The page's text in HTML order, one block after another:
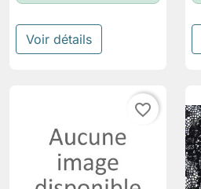
Voir détails
favorite_border